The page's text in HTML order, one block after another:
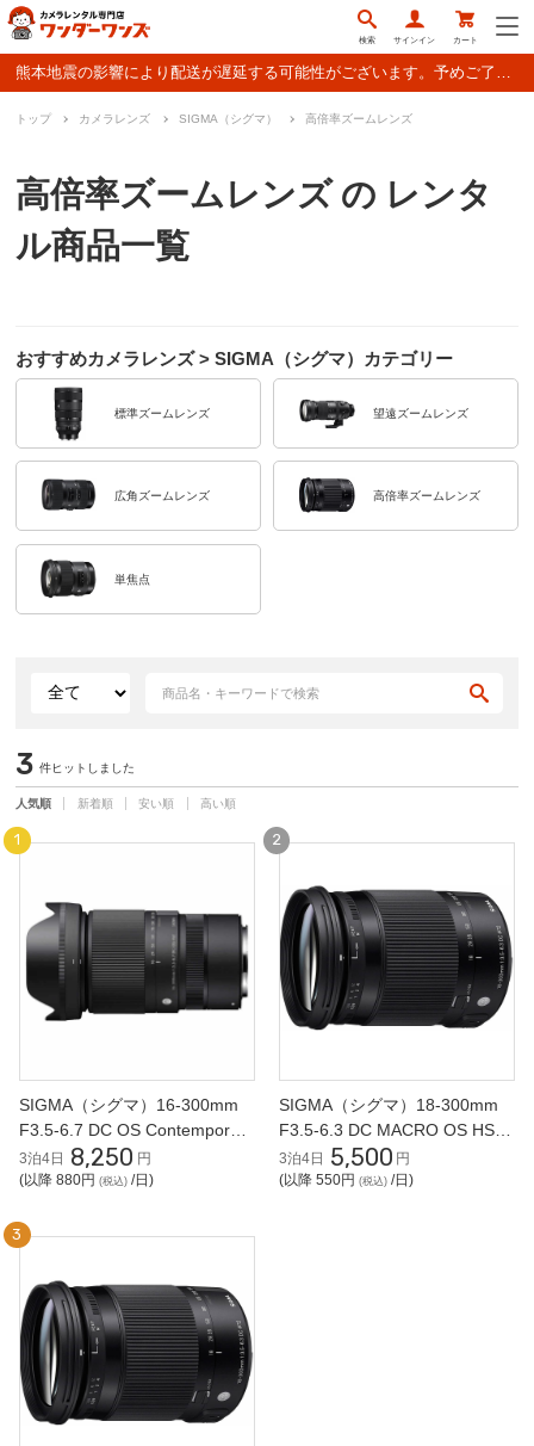
検索 サインイン カート
トップ カメラレンズ SIGMA（シグマ） 高倍率ズームレンズ
高倍率ズームレンズ の レンタ
ル商品一覧
おすすめカメラレンズ > SIGMA（シグマ）カテゴリー
標準ズームレンズ 望遠ズームレンズ
広角ズームレンズ 高倍率ズームレンズ
単焦点
3 件ヒットしました
人気順 新着順 安い順 高い順
SIGMA（シグマ）16-300mm
F3.5-6.7 DC OS Contemporary
RFマウント 高倍率ズームレン
ズ
3泊4日 8,250 円
(以降 880円 (税込) /日)
SIGMA（シグマ）18-300mm
F3.5-6.3 DC MACRO OS HSM
高倍率ズームレンズ Nikon Fマ
ウント
3泊4日 5,500 円
(以降 550円 (税込)/日)